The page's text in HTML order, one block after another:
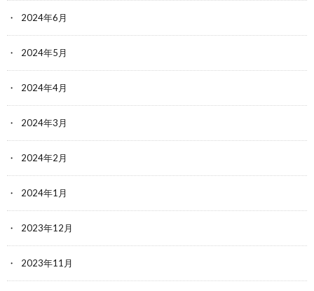
2024年6月
2024年5月
2024年4月
2024年3月
2024年2月
2024年1月
2023年12月
2023年11月